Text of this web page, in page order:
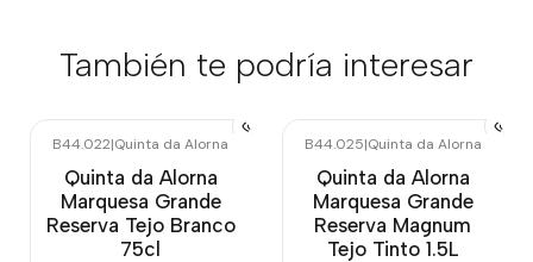
También te podría interesar
B44.022|Quinta da Alorna
Quinta da Alorna
Marquesa Grande
Reserva Tejo Branco
75cl
B44.025|Quinta da Alorna
Quinta da Alorna
Marquesa Grande
Reserva Magnum
Tejo Tinto 1.5L